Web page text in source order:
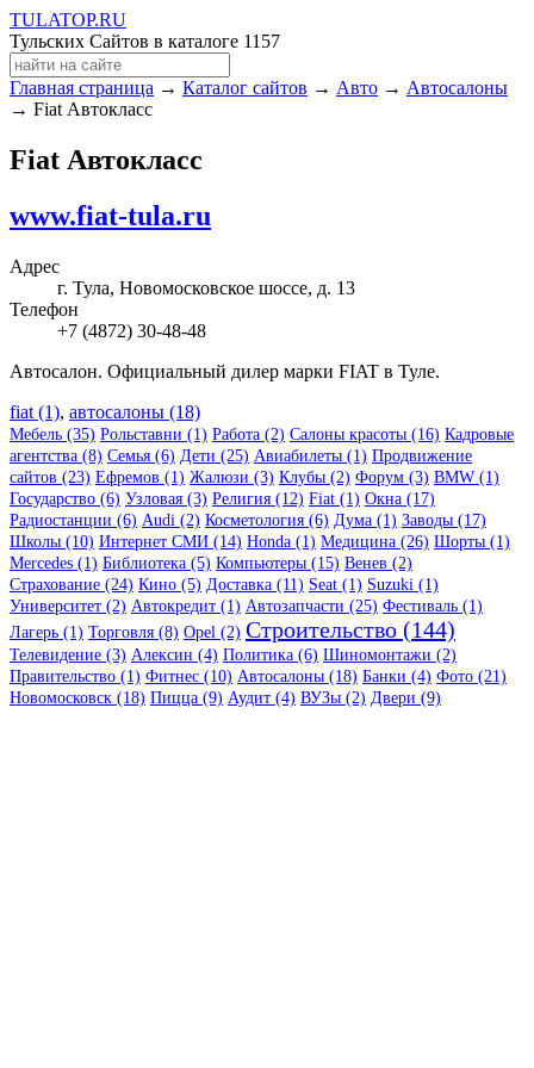
TULATOP.RU
Тульских Сайтов в каталоге 1157
Главная страница → Каталог сайтов → Авто → Автосалоны
→ Fiat Автокласс
Fiat Автокласс
www.fiat-tula.ru
Адрес
г. Тула, Новомосковское шоссе, д. 13
Телефон
+7 (4872) 30-48-48
Автосалон. Официальный дилер марки FIAT в Туле.
fiat (1), автосалоны (18)
Мебель (35) Рольставни (1) Работа (2) Салоны красоты (16) Кадровые
агентства (8) Семья (6) Дети (25) Авиабилеты (1) Продвижение
сайтов (23) Ефремов (1) Жалюзи (3) Клубы (2) Форум (3) BMW (1)
Государство (6) Узловая (3) Религия (12) Fiat (1) Окна (17)
Радиостанции (6) Audi (2) Косметология (6) Дума (1) Заводы (17)
Школы (10) Интернет СМИ (14) Honda (1) Медицина (26) Шорты (1)
Mercedes (1) Библиотека (5) Компьютеры (15) Венев (2)
Страхование (24) Кино (5) Доставка (11) Seat (1) Suzuki (1)
Университет (2) Автокредит (1) Автозапчасти (25) Фестиваль (1)
Лагерь (1) Торговля (8) Opel (2) Строительство (144)
Телевидение (3) Алексин (4) Политика (6) Шиномонтажи (2)
Правительство (1) Фитнес (10) Автосалоны (18) Банки (4) Фото (21)
Новомосковск (18) Пицца (9) Аудит (4) ВУЗы (2) Двери (9)